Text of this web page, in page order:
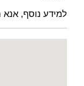
למידע נוסף,